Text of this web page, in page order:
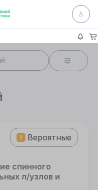
Вероятные
спинного
л/узлов и